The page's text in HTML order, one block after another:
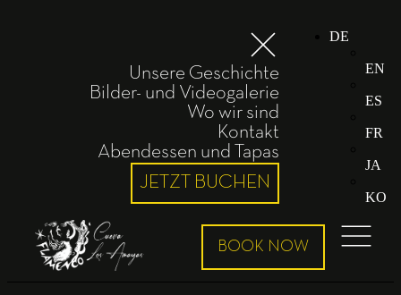
Unsere Geschichte
Bilder- und Videogalerie
Wo wir sind
Kontakt
Abendessen und Tapas
JETZT BUCHEN
DE
EN
ES
FR
JA
KO